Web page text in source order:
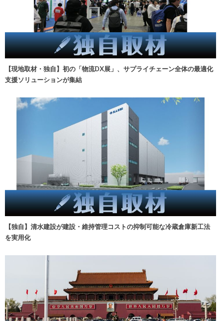
【現地取材・独自】初の「物流DX展」、サプライチェーン全体の最適化
支援ソリューションが集結
【独自】清水建設が建設・維持管理コストの抑制可能な冷蔵倉庫新工法
を実用化